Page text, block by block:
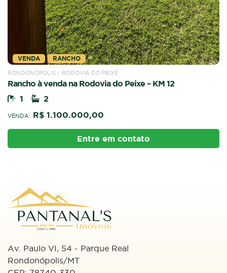
VENDA RANCHO
RONDONÓPOLIS / RODOVIA DO PEIXE
Rancho à venda na Rodovia do Peixe – KM 12
1
2
VENDA: R$ 1.100.000,00
Entre em contato
Av. Paulo VI, 54 - Parque Real
Rondonópolis/MT